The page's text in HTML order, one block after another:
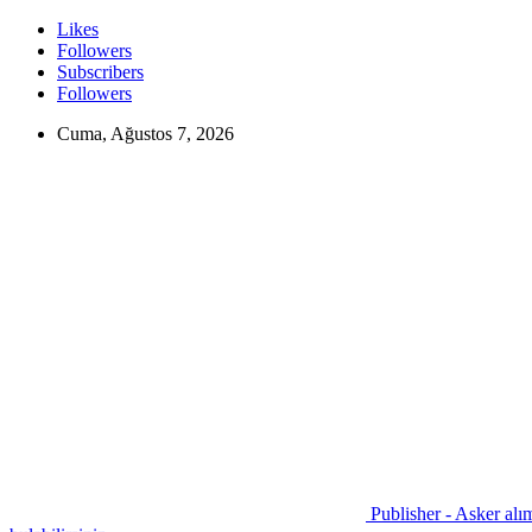
Likes
Followers
Subscribers
Followers
Cuma, Ağustos 7, 2026
Publisher - Asker